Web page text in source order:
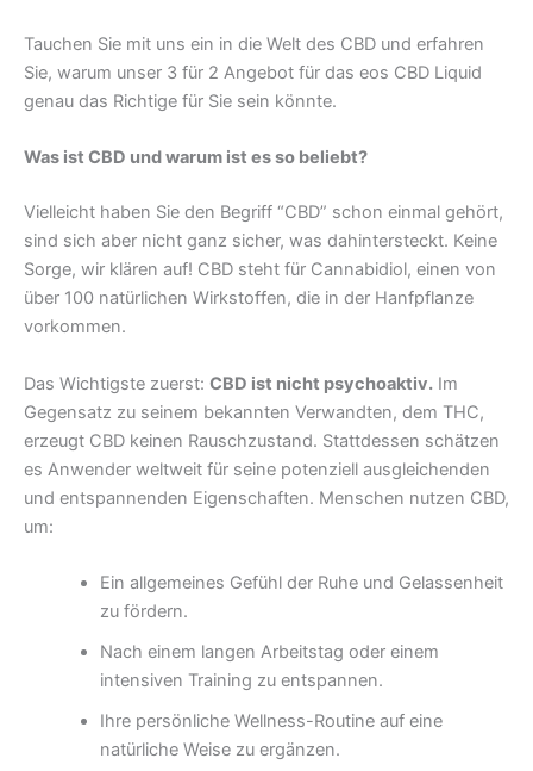
Tauchen Sie mit uns ein in die Welt des CBD und erfahren
Sie, warum unser 3 für 2 Angebot für das eos CBD Liquid
genau das Richtige für Sie sein könnte.
Was ist CBD und warum ist es so beliebt?
Vielleicht haben Sie den Begriff “CBD” schon einmal gehört,
sind sich aber nicht ganz sicher, was dahintersteckt. Keine
Sorge, wir klären auf! CBD steht für Cannabidiol, einen von
über 100 natürlichen Wirkstoffen, die in der Hanfpflanze
vorkommen.
Das Wichtigste zuerst: CBD ist nicht psychoaktiv. Im
Gegensatz zu seinem bekannten Verwandten, dem THC,
erzeugt CBD keinen Rauschzustand. Stattdessen schätzen
es Anwender weltweit für seine potenziell ausgleichenden
und entspannenden Eigenschaften. Menschen nutzen CBD,
um:
Ein allgemeines Gefühl der Ruhe und Gelassenheit
zu fördern.
Nach einem langen Arbeitstag oder einem
intensiven Training zu entspannen.
Ihre persönliche Wellness-Routine auf eine
natürliche Weise zu ergänzen.